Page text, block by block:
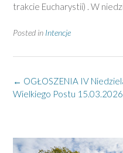
trakcie Eucharystii) . W
Posted in Intencje
Post
navigation
← OGŁOSZENIA IV
Wielkiego Postu 15.03.2026